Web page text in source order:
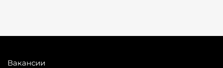
Вакансии